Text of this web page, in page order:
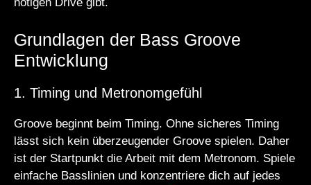
Grundlagen der Bass Groove
Entwicklung
1. Timing und Metronomgefühl
Groove beginnt beim Timing. Ohne sicheres Timing
lässt sich kein überzeugender Groove spielen. Daher
ist der Startpunkt die Arbeit mit dem Metronom. Spiele
einfache Basslinien und konzentriere dich auf jedes